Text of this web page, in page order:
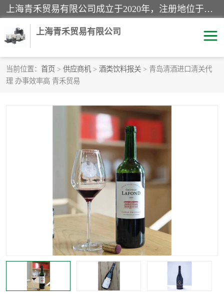
上海青禾贸易有限公司成立于2020年，注册地位于上海市宝山区。经营范围包括：机械设备、五金制品、劳防用品、电子产品、塑胶制品、家具、模具、纺织品、仪器仪表、建筑材料、装饰材料、化工产品、金属制品、机车配件等货物进出口报关、清关服务。
上海青禾贸易有限公司
当前位置： 首页 > 供应商机 > 酒类饮料报关 > 青岛清酒进口清关代
理 办事效率高 青禾贸易
酒类饮料报关
服装进口清关
进口杂货清关
机床进口清关